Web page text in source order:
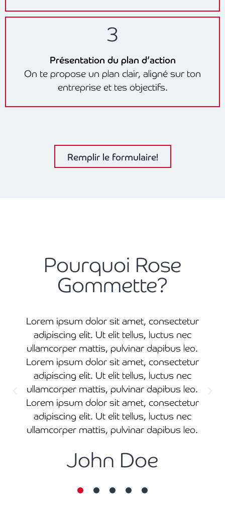
3
Présentation du plan d’action
On te propose un plan clair, aligné sur ton
entreprise et tes objectifs.
Remplir le formulaire!
Pourquoi Rose
Gommette?
Lorem ipsum dolor sit amet, consectetur
adipiscing elit. Ut elit tellus, luctus nec
ullamcorper mattis, pulvinar dapibus leo.
Lorem ipsum dolor sit amet, consectetur
adipiscing elit. Ut elit tellus, luctus nec
ullamcorper mattis, pulvinar dapibus leo.
Lorem ipsum dolor sit amet, consectetur
adipiscing elit. Ut elit tellus, luctus nec
ullamcorper mattis, pulvinar dapibus leo.
John Doe